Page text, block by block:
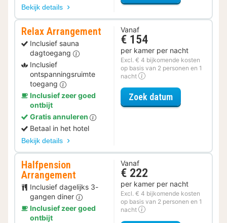
Bekijk details
Relax Arrangement
Inclusief sauna
dagtoegang
Inclusief
ontspanningsruimte
toegang
Inclusief zeer goed
ontbijt
Gratis annuleren
Betaal in het hotel
Bekijk details
Vanaf
€ 154
per kamer per nacht
Excl. € 4 bijkomende kosten
op basis van 2 personen en 1
nacht
Zoek datumvoor Relax
Halfpension
Arrangement
Inclusief dagelijks 3-
gangen diner
Inclusief zeer goed
ontbijt
Vanaf
€ 222
per kamer per nacht
Excl. € 4 bijkomende kosten
op basis van 2 personen en 1
nacht